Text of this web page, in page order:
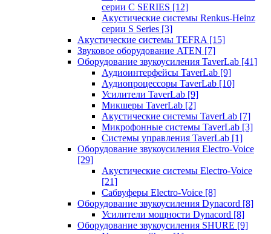
серии C SERIES [12]
Акустические системы Renkus-Heinz
серии S Series [3]
Акустические системы TEFRA [15]
Звуковое оборудование ATEN [7]
Оборудование звукоусиления TaverLab [41]
Аудиоинтерфейсы TaverLab [9]
Аудиопроцессоры TaverLab [10]
Усилители TaverLab [9]
Микшеры TaverLab [2]
Акустические системы TaverLab [7]
Микрофонные системы TaverLab [3]
Системы управления TaverLab [1]
Оборудование звукоусиления Electro-Voice
[29]
Акустические системы Electro-Voice
[21]
Сабвуферы Electro-Voice [8]
Оборудование звукоусиления Dynacord [8]
Усилители мощности Dynacord [8]
Оборудование звукоусиления SHURE [9]